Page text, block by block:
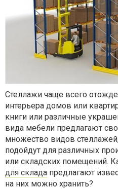
Стеллажи чаще всего
интерьера домов или
книги или различные
вида мебели предлагают
множество видов
подойдут для различных
или складских помещений.
для склада предлагают
на них можно хранить?